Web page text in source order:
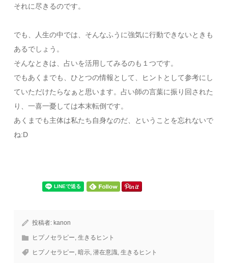
それに尽きるのです。
でも、人生の中では、そんなふうに強気に行動できないときも
あるでしょう。
そんなときは、占いを活用してみるのも１つです。
でもあくまでも、ひとつの情報として、ヒントとして参考にし
ていただけたらなぁと思います。占い師の言葉に振り回された
り、一喜一憂しては本末転倒です。
あくまでも主体は私たち自身なのだ、ということを忘れないで
ね:D
投稿者: kanon
ヒプノセラピー,生きるヒント
ヒプノセラピー, 暗示,潜在意識,生きるヒント